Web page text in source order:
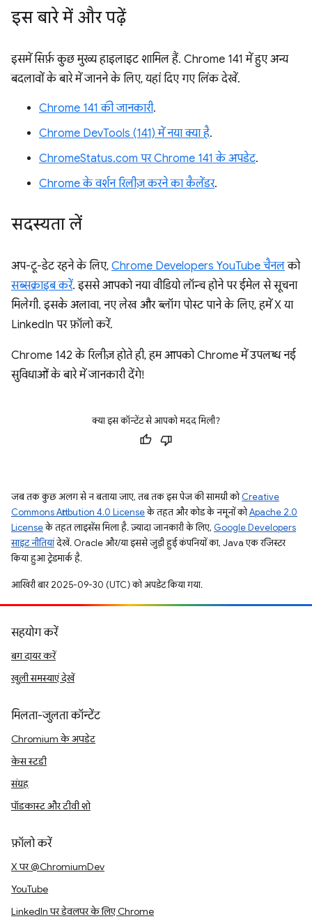
इस बारे में और पढ़ें
इसमें सिर्फ़ कुछ मुख्य हाइलाइट शामिल हैं. Chrome 141 में हुए अन्य
बदलावों के बारे में जानने के लिए, यहां दिए गए लिंक देखें.
Chrome 141 की जानकारी.
Chrome DevTools (141) में नया क्या है.
ChromeStatus.com पर Chrome 141 के अपडेट.
Chrome के वर्शन रिलीज़ करने का कैलेंडर.
सदस्यता लें
अप-टू-डेट रहने के लिए, Chrome Developers YouTube चैनलको
सब्सक्राइब करें. इससे आपको नया वीडियो लॉन्च होने पर ईमेल से सूचना
मिलेगी. इसके अलावा, नए लेख और ब्लॉग पोस्ट पाने के लिए, हमें X या
LinkedIn पर फ़ॉलो करें.
Chrome 142 के रिलीज़ होते ही, हम आपको Chrome में उपलब्ध नई
सुविधाओं के बारे में जानकारी देंगे!
क्या इस कॉन्टेंट से आपको मदद मिली?
जब तक कुछ अलग से न बताया जाए, तब तक इस पेज की सामग्री कोCreative
Commons Attribution 4.0 Licenseके तहत और कोड के नमूनों कोApache 2.0
Licenseके तहत लाइसेंस मिला है. ज़्यादा जानकारी के लिए, Google Developers
साइट नीतियांदेखें. Oracle और/या इससे जुड़ी हुई कंपनियों का, Java एक रजिस्टर
किया हुआ ट्रेडमार्क है.
आखिरी बार 2025-09-30 (UTC) को अपडेट किया गया.
सहयोग करें
बग दायर करें
खुली समस्याएं देखें
मिलता-जुलता कॉन्टेंट
Chromium के अपडेट
केस स्टडी
संग्रह
पॉडकास्ट और टीवी शो
फ़ॉलो करें
X पर @ChromiumDev
YouTube
LinkedIn पर डेवलपर के लिए Chrome